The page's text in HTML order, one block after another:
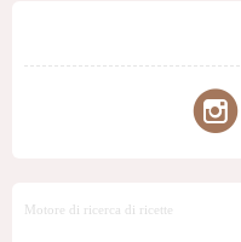
Motore di ricerca di ricette